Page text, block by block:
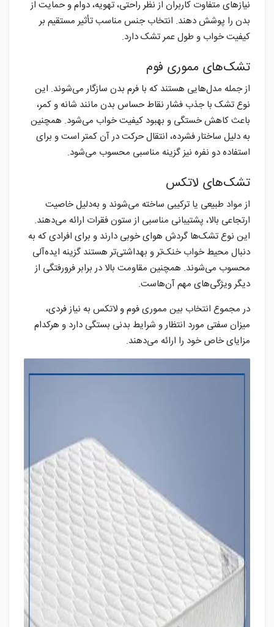
نیازهای متفاوت کاربران از نظر راحتی، تهویه، دوام و حمایت از
بدن را پوشش دهند. انتخاب جنس مناسب تأثیر مستقیم بر
کیفیت خواب و طول عمر تشک دارد.
تشک‌های مموری فوم
از جمله مدل‌هایی هستند که با فرم بدن سازگار می‌شوند. این
نوع تشک با جذب فشار نقاط حساس بدن مانند شانه و کمر،
باعث کاهش خستگی و بهبود کیفیت خواب می‌شود. همچنین
به دلیل ساختار فشرده، انتقال حرکت در آن کمتر است و برای
استفاده دو نفره نیز گزینه مناسبی محسوب می‌شود.
تشک‌های لاتکس
از مواد طبیعی یا ترکیبی ساخته می‌شوند و به‌دلیل خاصیت
ارتجاعی بالا، پشتیبانی مناسبی از ستون فقرات ارائه می‌دهند.
این نوع تشک‌ها گردش هوای خوبی دارند و برای افرادی که به
دنبال محیط خواب خنک‌تر و بهداشتی‌تر هستند گزینه ایده‌آلی
محسوب می‌شوند. همچنین مقاومت بالا در برابر فرورفتگی از
دیگر ویژگی‌های مهم آن‌هاست.
در مجموع انتخاب بین مموری فوم و لاتکس به نیاز فردی،
میزان سفتی مورد انتظار و شرایط بدنی بستگی دارد و هرکدام
مزایای خاص خود را ارائه می‌دهند.